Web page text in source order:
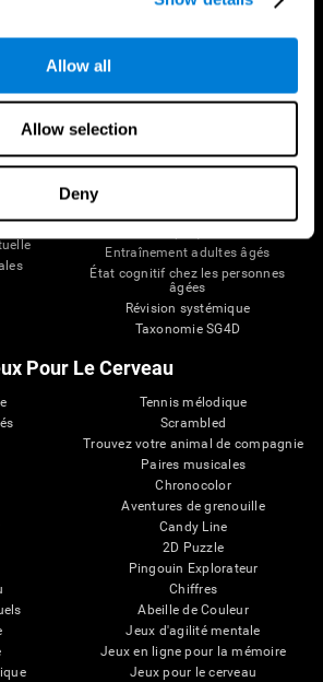
Allow all
Allow selection
Deny
Validation thérapeutique
Jeux d'ordinateur
Adultes en bonne santé
Personnes âgées en bonne santé
Entraînement adultes âgés
État cognitif chez les personnes
âgées
Révision systémique
Taxonomie SG4D
Pour Le Cerveau
Tennis mélodique
Scrambled
Trouvez votre animal de compagnie
Paires musicales
Chronocolor
Aventures de grenouille
Candy Line
2D Puzzle
Pingouin Explorateur
Chiffres
Abeille de Couleur
Jeux d'agilité mentale
Jeux en ligne pour la mémoire
Jeux pour le cerveau